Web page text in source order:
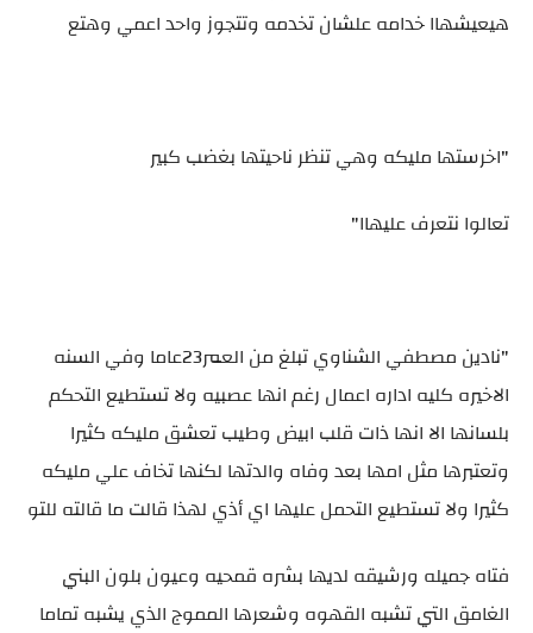
هيعيشهاا خدامه علشان تخدمه وتتجوز واحد اعمي وهتع
"اخرستها مليكه وهي تنظر ناحيتها بغضب كبير
تعالوا نتعرف عليهاا"
"نادين مصطفي الشناوي تبلغ من العمر23عاما وفي السنه
الاخيره كليه اداره اعمال رغم انها عصبيه ولا تستطيع التحكم
بلسانها الا انها ذات قلب ابيض وطيب تعشق مليكه كثيرا
وتعتبرها مثل امها بعد وفاه والدتها لكنها تخاف علي مليكه
كثيرا ولا تستطيع التحمل عليها اي أذي لهذا قالت ما قالته للتو
فتاه جميله ورشيقه لديها بشره قمحيه وعيون بلون البني
الغامق التي تشبه القهوه وشعرها المموج الذي يشبه تماما